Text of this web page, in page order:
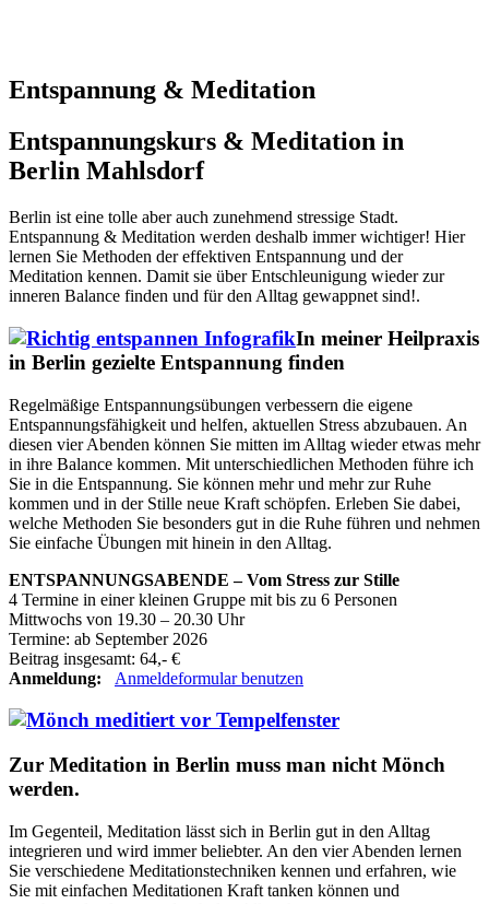
Entspannung & Meditation
Entspannungskurs & Meditation in
Berlin Mahlsdorf
Berlin ist eine tolle aber auch zunehmend stressige Stadt.
Entspannung & Meditation werden deshalb immer wichtiger! Hier
lernen Sie Methoden der effektiven Entspannung und der
Meditation kennen. Damit sie über Entschleunigung wieder zur
inneren Balance finden und für den Alltag gewappnet sind!.
In meiner Heilpraxis
in Berlin gezielte Entspannung finden
Regelmäßige Entspannungsübungen verbessern die eigene
Entspannungsfähigkeit und helfen, aktuellen Stress abzubauen. An
diesen vier Abenden können Sie mitten im Alltag wieder etwas mehr
in ihre Balance kommen. Mit unterschiedlichen Methoden führe ich
Sie in die Entspannung. Sie können mehr und mehr zur Ruhe
kommen und in der Stille neue Kraft schöpfen. Erleben Sie dabei,
welche Methoden Sie besonders gut in die Ruhe führen und nehmen
Sie einfache Übungen mit hinein in den Alltag.
ENTSPANNUNGSABENDE – Vom Stress zur Stille
4 Termine in einer kleinen Gruppe mit bis zu 6 Personen
Mittwochs von 19.30 – 20.30 Uhr
Termine: ab September 2026
Beitrag insgesamt: 64,- €
Anmeldung: Anmeldeformular benutzen
Zur Meditation in Berlin muss man nicht Mönch
werden.
Im Gegenteil, Meditation lässt sich in Berlin gut in den Alltag
integrieren und wird immer beliebter. An den vier Abenden lernen
Sie verschiedene Meditationstechniken kennen und erfahren, wie
Sie mit einfachen Meditationen Kraft tanken können und